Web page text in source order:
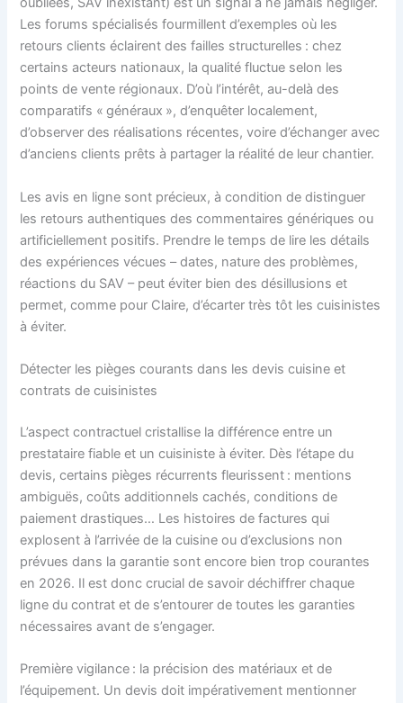
Les forums spécialisés fourmillent d’exemples où les
retours clients éclairent des failles structurelles : chez
certains acteurs nationaux, la qualité fluctue selon les
points de vente régionaux. D’où l’intérêt, au-delà des
comparatifs « généraux », d’enquêter localement,
d’observer des réalisations récentes, voire d’échanger avec
d’anciens clients prêts à partager la réalité de leur chantier.
Les avis en ligne sont précieux, à condition de distinguer
les retours authentiques des commentaires génériques ou
artificiellement positifs. Prendre le temps de lire les détails
des expériences vécues – dates, nature des problèmes,
réactions du SAV – peut éviter bien des désillusions et
permet, comme pour Claire, d’écarter très tôt les cuisinistes
à éviter.
Détecter les pièges courants dans les devis cuisine et
contrats de cuisinistes
L’aspect contractuel cristallise la différence entre un
prestataire fiable et un cuisiniste à éviter. Dès l’étape du
devis, certains pièges récurrents fleurissent : mentions
ambiguës, coûts additionnels cachés, conditions de
paiement drastiques… Les histoires de factures qui
explosent à l’arrivée de la cuisine ou d’exclusions non
prévues dans la garantie sont encore bien trop courantes
en 2026. Il est donc crucial de savoir déchiffrer chaque
ligne du contrat et de s’entourer de toutes les garanties
nécessaires avant de s’engager.
Première vigilance : la précision des matériaux et de
l’équipement. Un devis doit impérativement mentionner